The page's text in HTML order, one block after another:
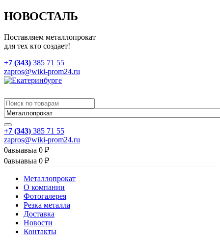
НОВОСТАЛЬ
Поставляем металлопрокат
для тех кто создает!
+7 (343) 385 71 55
zapros@wiki-prom24.ru
+7 (343) 385 71 55
zapros@wiki-prom24.ru
0авыавыа 0 ₽
0авыавыа 0 ₽
Металлопрокат
О компании
Фотогалерея
Резка металла
Доставка
Новости
Контакты